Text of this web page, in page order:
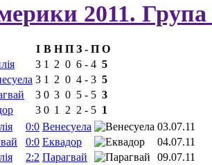
2011. Група
І В Н П З - П О
3 1 2 0 6 - 4 5
3 1 2 0 4 - 3 5
3 0 3 0 5 - 5 3
3 0 1 2 2 - 5 1
0:0 Венесуела
03.07.11
0:0 Еквадор
04.07.11
2:2 Парагвай
09.07.11